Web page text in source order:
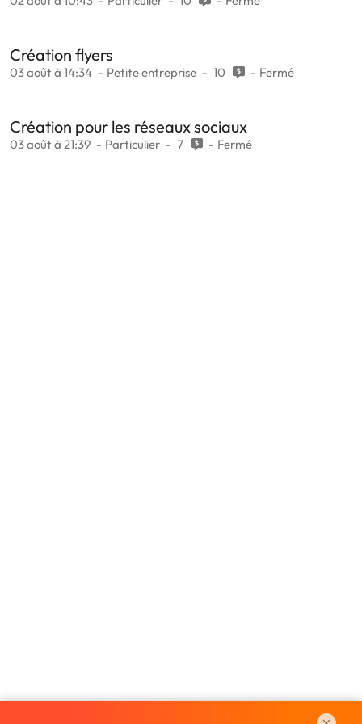
Création flyers
03 août à 14:34 Petite entreprise 10 Fermé
Création pour les réseaux sociaux
03 août à 21:39 Particulier 7 Fermé